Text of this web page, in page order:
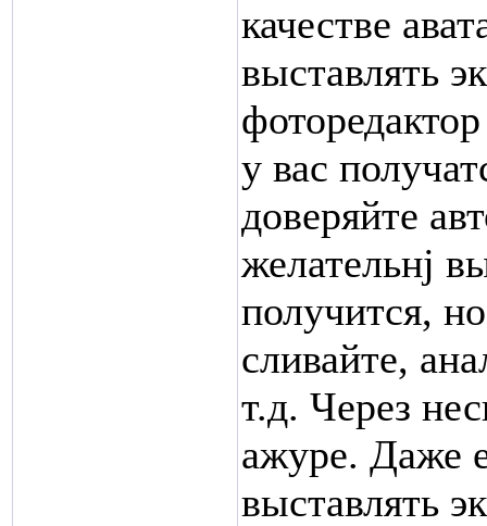
качестве
выставлять
у вас
доверяйте
желательнj
получится,
сливайте,
т.д. Через
ажуре. Даже
выставлять